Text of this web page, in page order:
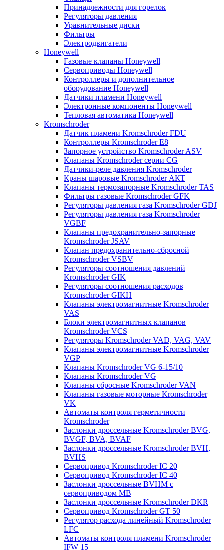
Принадлежности для горелок
Регуляторы давления
Уравнительные диски
Фильтры
Электродвигатели
Honeywell
Газовые клапаны Honeywell
Сервоприводы Honeywell
Контроллеры и дополнительное
оборудование Honeywell
Датчики пламени Honeywell
Электронные компоненты Honeywell
Тепловая автоматика Honeywell
Kromschroder
Датчик пламени Kromschroder FDU
Контроллеры Kromschroder E8
Запорное устройство Kromschroder ASV
Клапаны Kromschroder серии CG
Датчики-реле давления Kromschroder
Краны шаровые Kromschroder АКТ
Клапаны термозапорные Kromschroder TAS
Фильтры газовые Kromschroder GFK
Регуляторы давления газа Kromschroder GDJ
Регуляторы давления газа Kromschroder
VGBF
Клапаны предохранительно-запорные
Kromschroder JSAV
Клапан предохранительно-сбросной
Kromschroder VSBV
Регуляторы соотношения давлений
Kromschroder GIK
Регуляторы соотношения расходов
Kromschroder GIKH
Клапаны электромагнитные Kromschroder
VAS
Блоки электромагнитных клапанов
Kromschroder VCS
Регуляторы Kromschroder VAD, VAG, VAV
Клапаны электромагнитные Kromschroder
VGP
Клапаны Kromschroder VG 6-15/10
Клапаны Kromschroder VG
Клапаны сбросные Kromschroder VAN
Клапаны газовые моторные Kromschroder
VK
Автоматы контроля герметичности
Kromschroder
Заслонки дроссельные Kromschroder BVG,
BVGF, BVA, BVAF
Заслонки дроссельные Kromschroder BVH,
BVHS
Сервопривод Kromschroder IC 20
Сервопривод Kromschroder IC 40
Заслонки дроссельные BVHM с
сервоприводом МВ
Заслонки дроссельные Kromschroder DKR
Cервопривод Kromschroder GT 50
Регулятор расхода линейный Kromschroder
LFC
Автоматы контроля пламени Kromschroder
IFW 15